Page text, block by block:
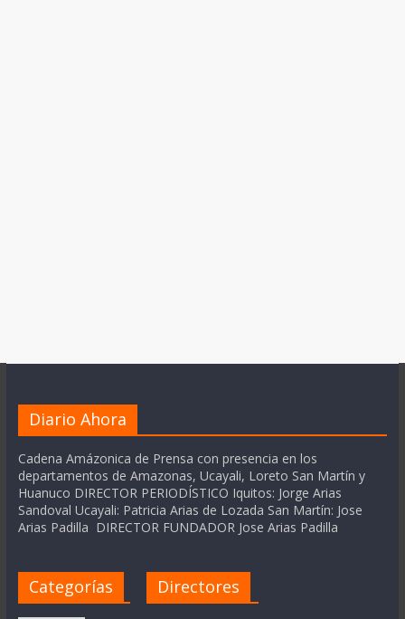
Diario Ahora
Cadena Amázonica de Prensa con presencia en los
departamentos de Amazonas, Ucayali, Loreto San Martín y
Huanuco DIRECTOR PERIODÍSTICO Iquitos: Jorge Arias
Sandoval Ucayali: Patricia Arias de Lozada San Martín: Jose
Arias Padilla DIRECTOR FUNDADOR Jose Arias Padilla
Categorías Directores